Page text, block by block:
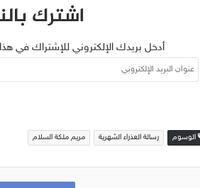
اشترك
أدخل بريدك الإلكتروني للإشتراك في
عنوان
البريد
الوسوم رسالة العذراء الشهرية مريم ملكة السلام